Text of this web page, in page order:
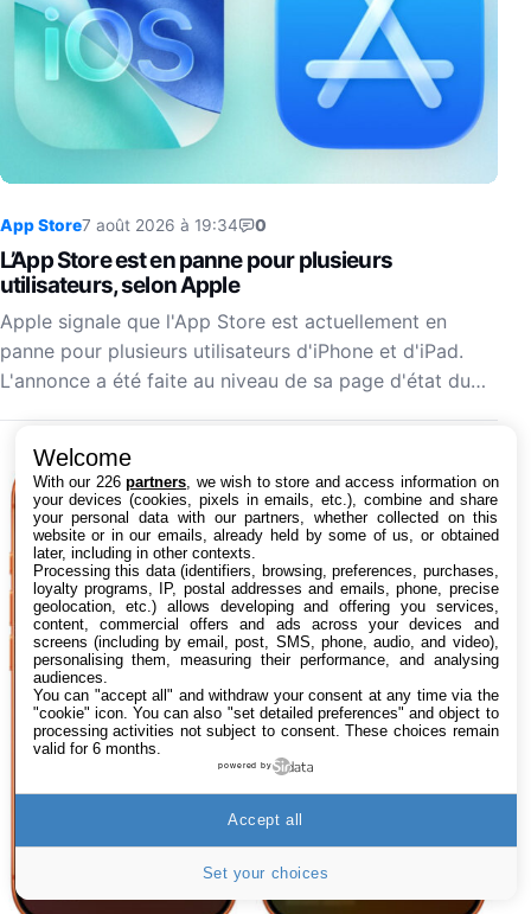
App Store7 août 2026 à 19:34 0
L’App Store est en panne pour plusieurs
utilisateurs, selon Apple
Apple signale que l'App Store est actuellement en
panne pour plusieurs utilisateurs d'iPhone et d'iPad.
L'annonce a été faite au niveau de sa page d'état du…
Welcome
With our 226partners , we wish to store and access information on
your devices (cookies, pixels in emails, etc.), combine and share
your personal data with our partners, whether collected on this
website or in our emails, already held by some of us, or obtained
later, including in other contexts.
Processing this data (identifiers, browsing, preferences, purchases,
loyalty programs, IP, postal addresses and emails, phone, precise
geolocation, etc.) allows developing and offering you services,
content, commercial offers and ads across your devices and
screens (including by email, post, SMS, phone, audio, and video),
personalising them, measuring their performance, and analysing
audiences.
You can "accept all" and withdraw your consent at any time via the
"cookie" icon. You can also "set detailed preferences" and object to
processing activities not subject to consent. These choices remain
valid for 6 months.
powered by
Set your choices
Accept all